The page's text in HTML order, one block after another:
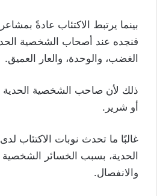
بينما يرتبط الاكتئاب عادةً
فنجده عند أصحاب الشخصية
الغضب، والوحدة، والعار العميق.
ذلك لأن صاحب الشخصية
أو شرير.
غالبًا ما تحدث نوبات الاكتئاب
الحدية، بسبب الخسائر الشخصية
والانفصال.